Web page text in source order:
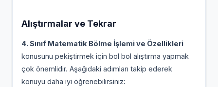
Alıştırmalar ve Tekrar
4. Sınıf Matematik Bölme İşlemi ve Özellikleri
konusunu pekiştirmek için bol bol alıştırma yapmak
çok önemlidir. Aşağıdaki adımları takip ederek
konuyu daha iyi öğrenebilirsiniz: